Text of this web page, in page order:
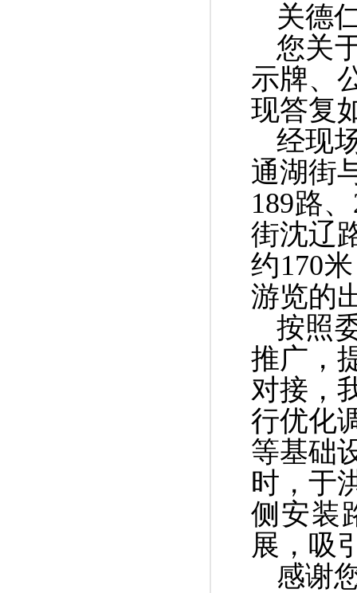
关德
您关
示牌、
现答复
经现
通湖街
189路、
街沈辽
约170
游览的
按照
推广，
对接，
行优化
等基础
时，于
侧安装
展，吸
感谢